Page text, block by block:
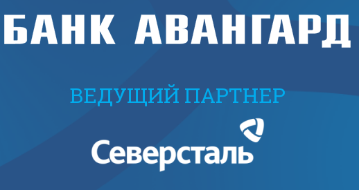
ВЕДУЩИЙ ПАРТНЕР